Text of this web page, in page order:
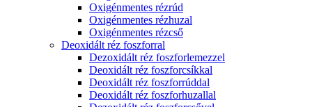
Oxigénmentes rézrúd
Oxigénmentes rézhuzal
Oxigénmentes rézcső
Deoxidált réz foszforral
Dezoxidált réz foszforlemezzel
Deoxidált réz foszforcsíkkal
Deoxidált réz foszforrúddal
Deoxidált réz foszforhuzallal